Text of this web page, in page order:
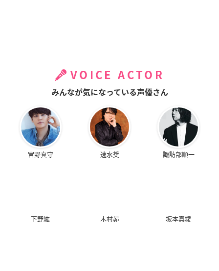
VOICE ACTOR
みんなが気になっている声優さん
宮野真守 速水奨 諏訪部順一
下野紘 木村昴 坂本真綾